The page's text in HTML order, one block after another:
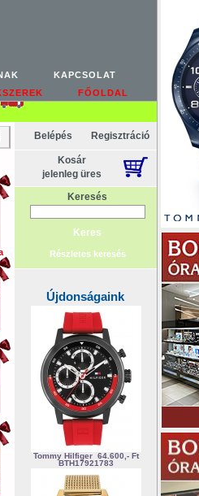
KAPCSOLAT
FŐOLDAL
Belépés Regisztráció
Kosár
jelenleg üres
Keresés
Részletes keresés
Újdonságaink
Tommy Hilfiger 64.600,- Ft
BTH17921783